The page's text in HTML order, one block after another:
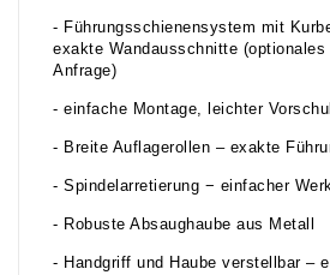
- Führungsschienensystem mit
exakte Wandausschnitte (optionales
Anfrage)
- einfache Montage, leichter
- Breite Auflagerollen – exakte
- Spindelarretierung − einfacher
- Robuste Absaughaube aus Metall
- Handgriff und Haube verstellbar –